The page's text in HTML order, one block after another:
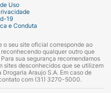
Uso
19
e Conduta
o seu site oficial corresponde ao
qualquer outro que
sua segurança recomendamos
sites desconhecidos que se utilizem
Araujo S.A. Em caso de
com (31) 3270-5000.